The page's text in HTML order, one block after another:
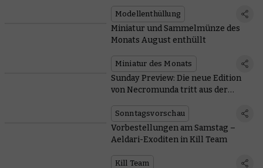
Modellenthüllung
Miniatur und Sammelmünze des
Monats August enthüllt
Miniatur des Monats
Sunday Preview: Die neue Edition
von Necromunda tritt aus der
Sonntagsvorschau
Vorbestellungen am Samstag –
Aeldari-Exoditen in Kill Team
Kill Team